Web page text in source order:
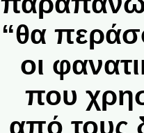
“θα
οι
που
από τους